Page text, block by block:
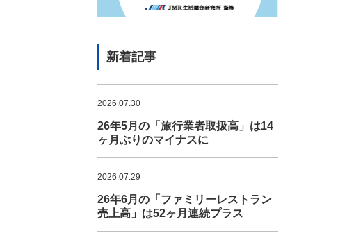
新着記事
2026.07.30
26年5月の「旅行業者取扱高」は14
ヶ月ぶりのマイナスに
2026.07.29
26年6月の「ファミリーレストラン
売上高」は52ヶ月連続プラス